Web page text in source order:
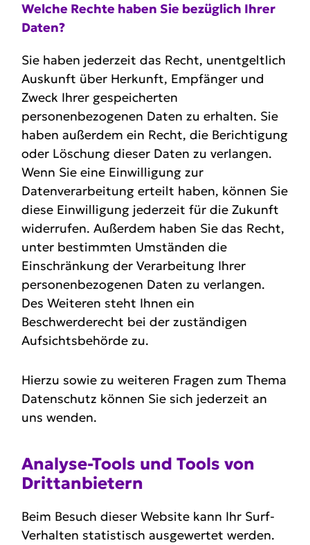
Welche Rechte haben Sie bezüglich Ihrer
Daten?
Sie haben jederzeit das Recht, unentgeltlich
Auskunft über Herkunft, Empfänger und
Zweck Ihrer gespeicherten
personenbezogenen Daten zu erhalten. Sie
haben außerdem ein Recht, die Berichtigung
oder Löschung dieser Daten zu verlangen.
Wenn Sie eine Einwilligung zur
Datenverarbeitung erteilt haben, können Sie
diese Einwilligung jederzeit für die Zukunft
widerrufen. Außerdem haben Sie das Recht,
unter bestimmten Umständen die
Einschränkung der Verarbeitung Ihrer
personenbezogenen Daten zu verlangen.
Des Weiteren steht Ihnen ein
Beschwerderecht bei der zuständigen
Aufsichtsbehörde zu.
Hierzu sowie zu weiteren Fragen zum Thema
Datenschutz können Sie sich jederzeit an
uns wenden.
Analyse-Tools und Tools von
Dritt­anbietern
Beim Besuch dieser Website kann Ihr Surf-
Verhalten statistisch ausgewertet werden.